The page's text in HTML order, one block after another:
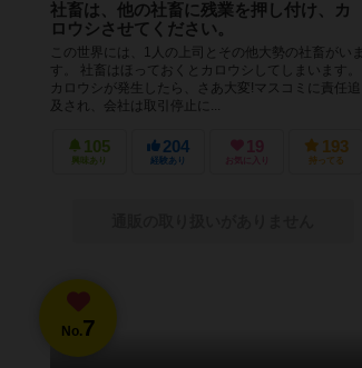
社畜は、他の社畜に残業を押し付け、カ
ロウシさせてください。
この世界には、1人の上司とその他大勢の社畜がいま
す。 社畜はほっておくとカロウシしてしまいます。
カロウシが発生したら、さあ大変!マスコミに責任追
及され、会社は取引停止に...
105
興味あり
204
経験あり
19
お気に入り
193
持ってる
No.7